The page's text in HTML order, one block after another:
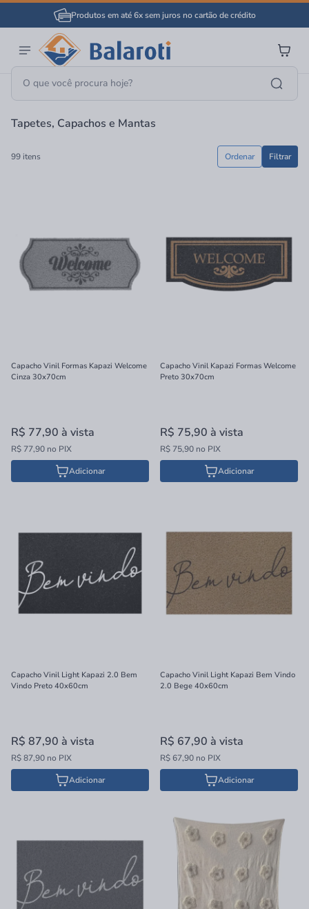
Produtos em até 6x sem juros no cartão de crédito
Página Inicial Decoração Tapetes, Capachos E Mantas
Tapetes, Capachos e Mantas
99 itens Filtrar
Ordenar
Capacho Vinil Formas Kapazi Welcome
Cinza 30x70cm
R$ 77,90 à vista
R$ 77,90 no PIX
Adicionar
Capacho Vinil Kapazi Formas Welcome
Preto 30x70cm
R$ 75,90 à vista
R$ 75,90 no PIX
Adicionar
Capacho Vinil Light Kapazi 2.0 Bem
Vindo Preto 40x60cm
R$ 87,90 à vista
R$ 87,90 no PIX
Adicionar
Capacho Vinil Light Kapazi Bem Vindo
2.0 Bege 40x60cm
R$ 67,90 à vista
R$ 67,90 no PIX
Adicionar